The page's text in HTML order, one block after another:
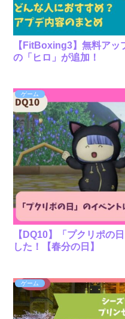
【FitBoxing3】無料アッ
の「ヒロ」が追加！
ゲーム
【DQ10】「プクリポの
した！【春分の日】
ゲーム